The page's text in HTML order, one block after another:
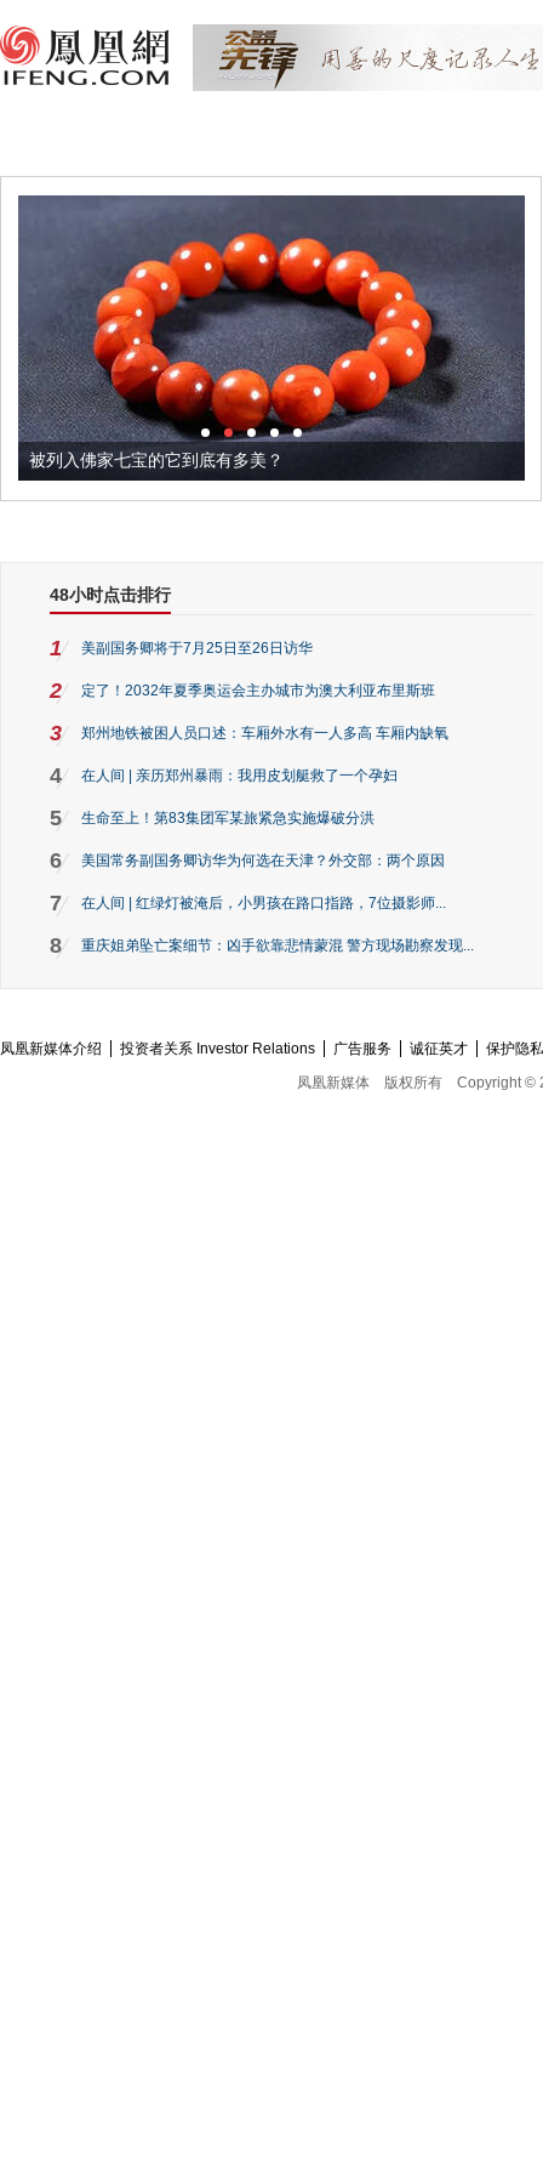
被列入佛家七宝的它到底有多美？
48小时点击排行
1 美副国务卿将于7月25日至26日访华
2 定了！2032年夏季奥运会主办城市为澳大利亚布里斯班
3 郑州地铁被困人员口述：车厢外水有一人多高 车厢内缺氧
4 在人间 | 亲历郑州暴雨：我用皮划艇救了一个孕妇
5 生命至上！第83集团军某旅紧急实施爆破分洪
6 美国常务副国务卿访华为何选在天津？外交部：两个原因
7 在人间 | 红绿灯被淹后，小男孩在路口指路，7位摄影师...
8 重庆姐弟坠亡案细节：凶手欲靠悲情蒙混 警方现场勘察发现...
凤凰新媒体介绍 投资者关系 Investor Relations 广告服务 诚征英才
保护隐
凤凰新媒体
版权所有 Copyright ©